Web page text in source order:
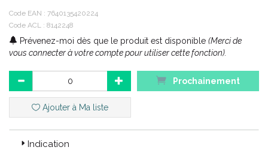
Code ACL : 8142248
Code EAN : 7640135420224
Code EAN : 7640135420224
Code ACL : 8142248
Prévenez-moi dès que le produit est disponible (Merci de
vous connecter à votre compte pour utiliser cette fonction).
Prochainement
Ajouter à Ma liste
Indication